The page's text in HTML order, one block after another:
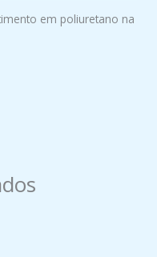
em poliuretano na